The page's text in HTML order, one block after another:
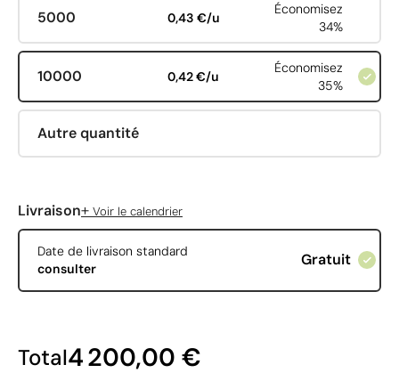
5000 0,43 €/u
Économisez
34%
10000 0,42 €/u
Économisez
35%
Autre quantité
Livraison+ Voir le calendrier
Date de livraison standard
consulter
Gratuit
Total4 200,00 €